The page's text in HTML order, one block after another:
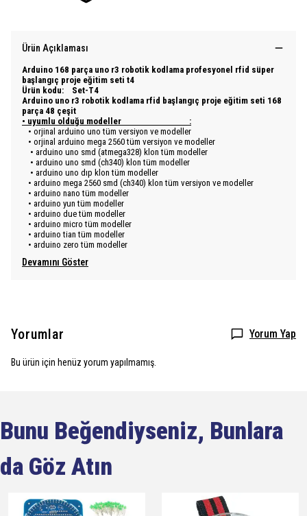
Ürün Açıklaması
Arduino 168 parça uno r3 robotik kodlama profesyonel rfid süper
başlangıç proje eğitim seti t4
Ürün kodu:
Set-T4
Arduino uno r3 robotik kodlama rfid başlangıç proje eğitim seti 168
parça 48 çeşit
• uyumlu olduğu modeller :
• orjinal arduino uno tüm versiyon ve modeller
• orjinal arduino mega 2560 tüm versiyon ve modeller
• arduino uno smd (atmega328) klon tüm modeller
• arduino uno smd (ch340) klon tüm modeller
• arduino uno dıp klon tüm modeller
• arduino mega 2560 smd (ch340) klon tüm versiyon ve modeller
• arduino nano tüm modeller
• arduino yun tüm modeller
• arduino due tüm modeller
• arduino micro tüm modeller
• arduino tian tüm modeller
• arduino zero tüm modeller
Devamını Göster
Yorumlar Yorum Yap
Bu ürün için henüz yorum yapılmamış.
Bunu Beğendiyseniz, Bunlara
da Göz Atın